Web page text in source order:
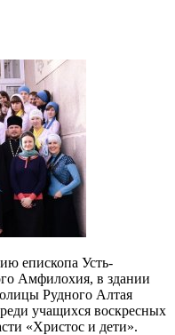
епископа Усть-
Амфилохия, в здании
Рудного Алтая
учащихся воскресных
«Христос и дети».